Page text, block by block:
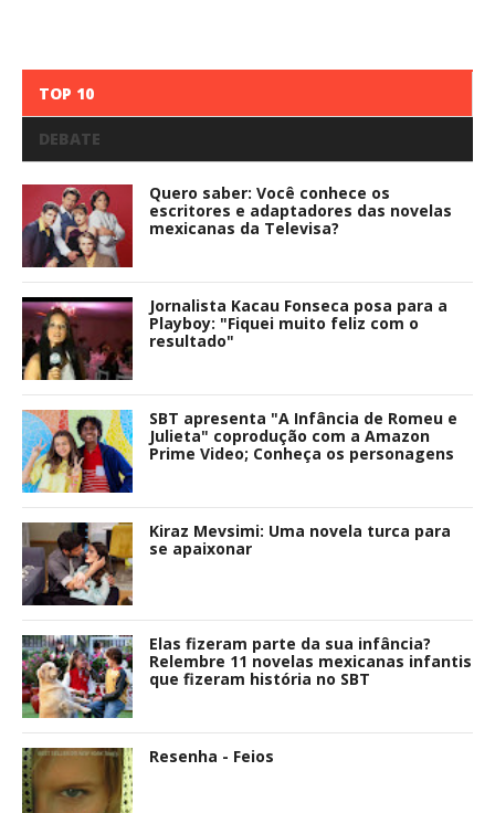
TOP 10
DEBATE
Quero saber: Você conhece os
escritores e adaptadores das novelas
mexicanas da Televisa?
Jornalista Kacau Fonseca posa para a
Playboy: "Fiquei muito feliz com o
resultado"
SBT apresenta "A Infância de Romeu e
Julieta" coprodução com a Amazon
Prime Video; Conheça os personagens
Kiraz Mevsimi: Uma novela turca para
se apaixonar
Elas fizeram parte da sua infância?
Relembre 11 novelas mexicanas infantis
que fizeram história no SBT
Resenha - Feios